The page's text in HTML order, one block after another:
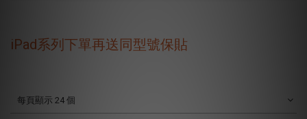
iPad系列下單再送同型號保貼
每頁顯示 24 個